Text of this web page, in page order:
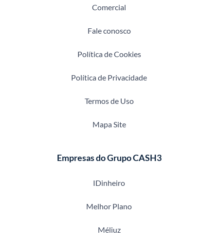
Comercial
Fale conosco
Política de Cookies
Política de Privacidade
Termos de Uso
Mapa Site
Empresas do Grupo CASH3
IDinheiro
Melhor Plano
Méliuz